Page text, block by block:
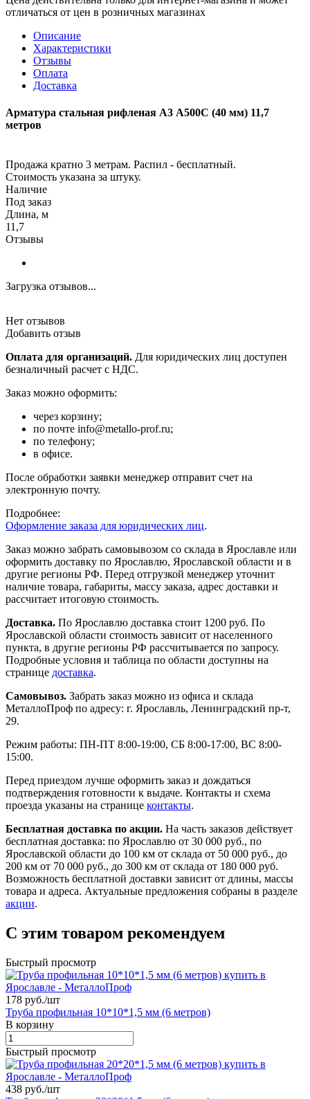
отличаться от цен в розничных магазинах
Описание
Характеристики
Отзывы
Оплата
Доставка
Арматура стальная рифленая А3 А500С (40 мм) 11,7
метров
Продажа кратно 3 метрам. Распил - бесплатный.
Стоимость указана за штуку.
Наличие
Под заказ
Длина, м
11,7
Отзывы
Загрузка отзывов...
Нет отзывов
Добавить отзыв
Оплата для организаций. Для юридических лиц доступен
безналичный расчет с НДС.
Заказ можно оформить:
через корзину;
по почте info@metallo-prof.ru;
по телефону;
в офисе.
После обработки заявки менеджер отправит счет на
электронную почту.
Подробнее:
Оформление заказа для юридических лиц.
Заказ можно забрать самовывозом со склада в Ярославле или
оформить доставку по Ярославлю, Ярославской области и в
другие регионы РФ. Перед отгрузкой менеджер уточнит
наличие товара, габариты, массу заказа, адрес доставки и
рассчитает итоговую стоимость.
Доставка. По Ярославлю доставка стоит 1200 руб. По
Ярославской области стоимость зависит от населенного
пункта, в другие регионы РФ рассчитывается по запросу.
Подробные условия и таблица по области доступны на
странице доставка.
Самовывоз. Забрать заказ можно из офиса и склада
МеталлоПроф по адресу: г. Ярославль, Ленинградский пр-т,
29.
Режим работы: ПН-ПТ 8:00-19:00, СБ 8:00-17:00, ВС 8:00-
15:00.
Перед приездом лучше оформить заказ и дождаться
подтверждения готовности к выдаче. Контакты и схема
проезда указаны на странице контакты.
Бесплатная доставка по акции. На часть заказов действует
бесплатная доставка: по Ярославлю от 30 000 руб., по
Ярославской области до 100 км от склада от 50 000 руб., до
200 км от 70 000 руб., до 300 км от склада от 180 000 руб.
Возможность бесплатной доставки зависит от длины, массы
товара и адреса. Актуальные предложения собраны в разделе
акции.
С этим товаром рекомендуем
Быстрый просмотр
178 руб./шт
Труба профильная 10*10*1,5 мм (6 метров)
В корзину
Быстрый просмотр
438 руб./шт